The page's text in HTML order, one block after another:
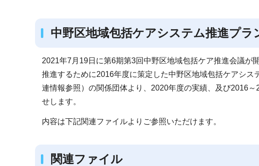
中野区地域包括ケアシステム推進プラ
2021年7月19日に第6期第3回中野区地域包括ケア推進会議が
推進するために2016年度に策定した中野区地域包括ケアシ
連情報参照）の関係団体より、2020年度の実績、及び2016
せします。
内容は下記関連ファイルよりご参照いただけます。
関連ファイル
ー
シ
ョ
ン
ら